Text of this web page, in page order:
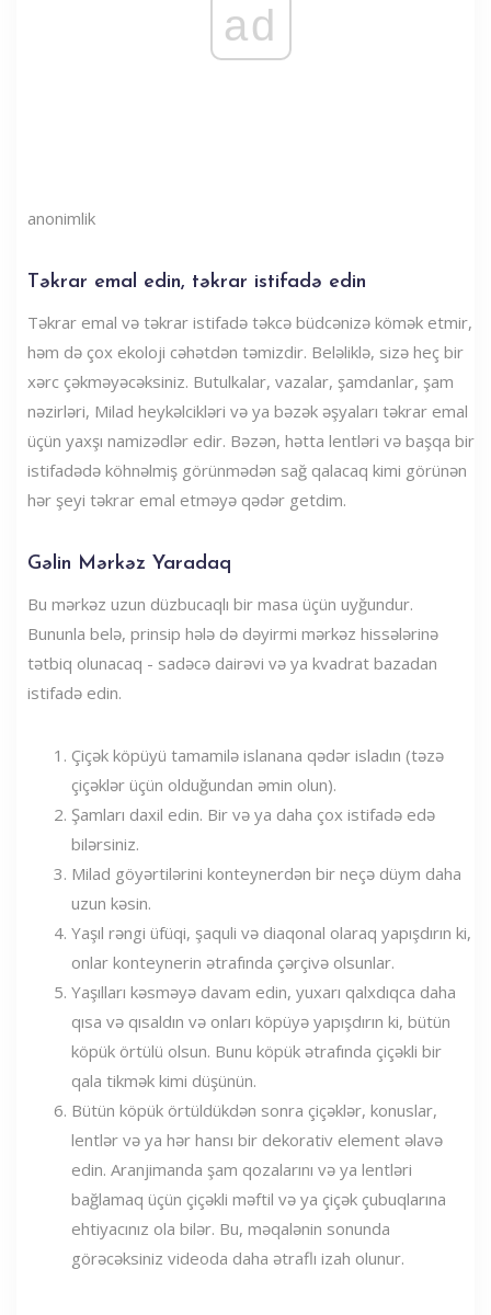
ad
anonimlik
Təkrar emal edin, təkrar istifadə edin
Təkrar emal və təkrar istifadə təkcə büdcənizə kömək etmir,
həm də çox ekoloji cəhətdən təmizdir. Beləliklə, sizə heç bir
xərc çəkməyəcəksiniz. Butulkalar, vazalar, şamdanlar, şam
nəzirləri, Milad heykəlcikləri və ya bəzək əşyaları təkrar emal
üçün yaxşı namizədlər edir. Bəzən, hətta lentləri və başqa bir
istifadədə köhnəlmiş görünmədən sağ qalacaq kimi görünən
hər şeyi təkrar emal etməyə qədər getdim.
Gəlin Mərkəz Yaradaq
Bu mərkəz uzun düzbucaqlı bir masa üçün uyğundur.
Bununla belə, prinsip hələ də dəyirmi mərkəz hissələrinə
tətbiq olunacaq - sadəcə dairəvi və ya kvadrat bazadan
istifadə edin.
Çiçək köpüyü tamamilə islanana qədər isladın (təzə
çiçəklər üçün olduğundan əmin olun).
Şamları daxil edin. Bir və ya daha çox istifadə edə
bilərsiniz.
Milad göyərtilərini konteynerdən bir neçə düym daha
uzun kəsin.
Yaşıl rəngi üfüqi, şaquli və diaqonal olaraq yapışdırın ki,
onlar konteynerin ətrafında çərçivə olsunlar.
Yaşılları kəsməyə davam edin, yuxarı qalxdıqca daha
qısa və qısaldın və onları köpüyə yapışdırın ki, bütün
köpük örtülü olsun. Bunu köpük ətrafında çiçəkli bir
qala tikmək kimi düşünün.
Bütün köpük örtüldükdən sonra çiçəklər, konuslar,
lentlər və ya hər hansı bir dekorativ element əlavə
edin. Aranjimanda şam qozalarını və ya lentləri
bağlamaq üçün çiçəkli məftil və ya çiçək çubuqlarına
ehtiyacınız ola bilər. Bu, məqalənin sonunda
görəcəksiniz videoda daha ətraflı izah olunur.